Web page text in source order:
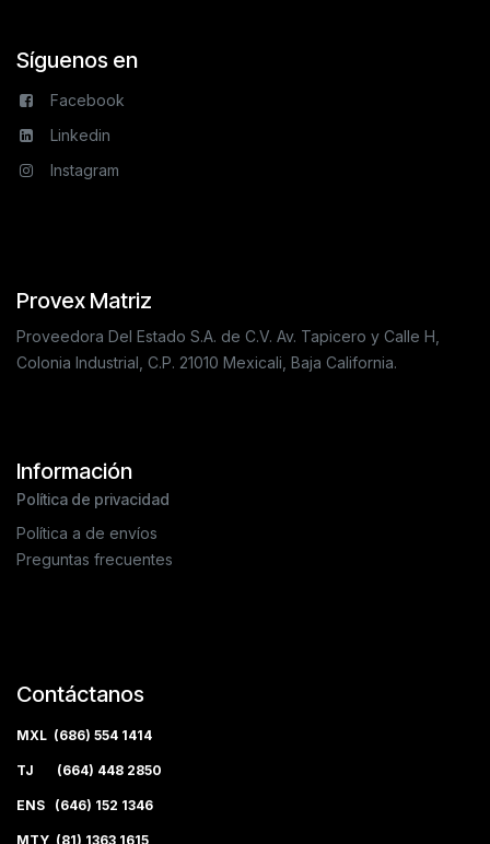
Síguenos en
Facebook
Linkedin
Instagram
Provex Matriz
Proveedora Del Estado S.A. de C.V. Av. Tapicero y Calle H,
Colonia Industrial, C.P. 21010 Mexicali, Baja California.
Información
Política de privacidad
Política a de envíos
Preguntas frecuentes
Contáctanos
MXL (686) 554 1414
TJ (664) 448 2850
ENS (646) 152 1346
MTY (81) 1363 1615